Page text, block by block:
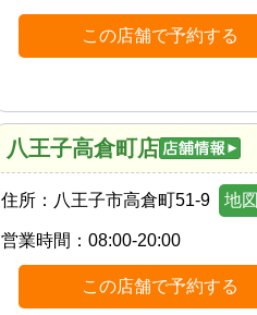
この店舗で予約する
八王子高倉町店
住所： 八王子市高倉町51-9 地図
営業時間： 08:00-20:00
この店舗で予約する